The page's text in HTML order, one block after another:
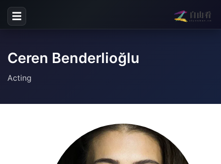
☰
Ceren Benderlioğlu
Acting